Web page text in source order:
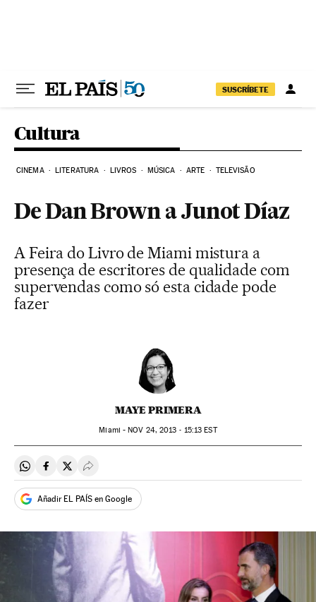
SUSCRÍBETE
Cultura
CINEMA LITERATURA LIVROS MÚSICA ARTE TELEVISÃO
De Dan Brown a Junot Díaz
A Feira do Livro de Miami mistura a
presença de escritores de qualidade com
supervendas como só esta cidade pode
fazer
MAYE PRIMERA
Miami -NOV 24, 2013 - 15:13 EST
Compartir en Whatsapp
Compartir en Facebook
Compartir en Twitter
Desplegar Redes Sociales
Añadir EL PAÍS en Google